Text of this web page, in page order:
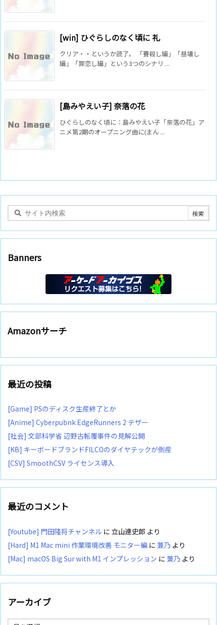
[win] ひぐらしのなく頃に 礼
クリア・・というか読了。 「賽殺し編」「昼壊し
編」「罪恋し編」という3つのシナリ ...
[島みやえい子] 奈落の花
ひぐらしのなく頃に：島みやえい子「奈落の花」ア
ニメ第2期のオープニング曲に(まん ...
Banners
Amazonサーチ
最近の投稿
[Game] PSのディスク生産終了とか
[Anime] Cyberpubnk EdgeRunners 2 テザー
[社会] 文部科学省 辺野古転覆事件の見解公開
[KB] キーボードブランドFILCOのダイヤテックが倒産
[CSV] SmoothCSV ライセンス導入
最近のコメント
[Youtube] 門田隆将チャンネル に 立山連史郎 より
[Hard] M1 Mac mini 作業環境改善 モニター編 に 兼乃 より
[Mac] macOS Big Sur with M1 インプレッション に 兼乃 より
アーカイブ